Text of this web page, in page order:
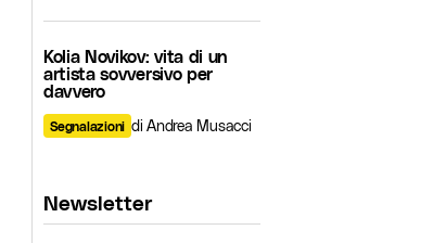
Kolia Novikov: vita di un
artista sovversivo per
davvero
Segnalazioni di Andrea Musacci
Newsletter